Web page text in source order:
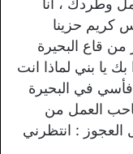
كريم حزينا
قاع البحيرة
يا بني لماذا انت
في البحيرة
العمل من
العجوز : انتظرني